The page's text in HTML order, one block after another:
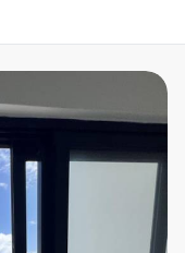
RD